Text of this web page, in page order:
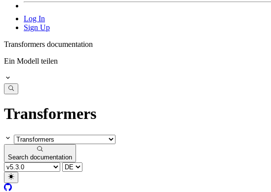
Log In
Sign Up
Transformers documentation
Ein Modell teilen
Transformers
Search documentation